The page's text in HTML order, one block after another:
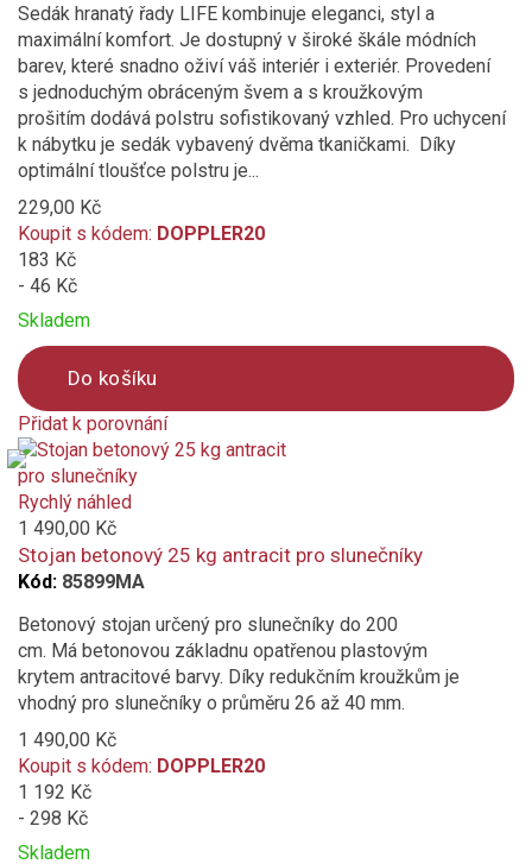
Sedák hranatý řady LIFE kombinuje eleganci, styl a
maximální komfort. Je dostupný v široké škále módních
barev, které snadno oživí váš interiér i exteriér. Provedení
s jednoduchým obráceným švem a s kroužkovým
prošitím dodává polstru sofistikovaný vzhled. Pro uchycení
k nábytku je sedák vybavený dvěma tkaničkami. Díky
optimální tloušťce polstru je...
229,00 Kč
Koupit s kódem: DOPPLER20
183 Kč
- 46 Kč
Skladem
Do košíku
Přidat k porovnání
Product
is
added
to
compare
Rychlý náhled
1 490,00 Kč
Stojan betonový 25 kg antracit pro slunečníky
Kód: 85899MA
Betonový stojan určený pro slunečníky do 200
cm. Má betonovou základnu opatřenou plastovým
krytem antracitové barvy. Díky redukčním kroužkům je
vhodný pro slunečníky o průměru 26 až 40 mm.
1 490,00 Kč
Koupit s kódem: DOPPLER20
1 192 Kč
- 298 Kč
Skladem